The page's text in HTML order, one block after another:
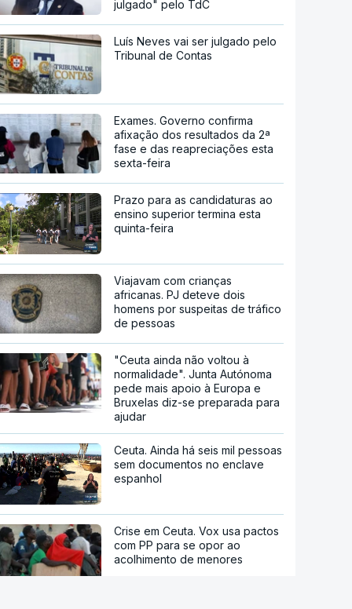
julgado" pelo TdC
Luís Neves vai ser julgado pelo
Tribunal de Contas
Exames. Governo confirma
afixação dos resultados da 2ª
fase e das reapreciações esta
sexta-feira
Prazo para as candidaturas ao
ensino superior termina esta
quinta-feira
Viajavam com crianças
africanas. PJ deteve dois
homens por suspeitas de tráfico
de pessoas
"Ceuta ainda não voltou à
normalidade". Junta Autónoma
pede mais apoio à Europa e
Bruxelas diz-se preparada para
ajudar
Ceuta. Ainda há seis mil pessoas
sem documentos no enclave
espanhol
Crise em Ceuta. Vox usa pactos
com PP para se opor ao
acolhimento de menores